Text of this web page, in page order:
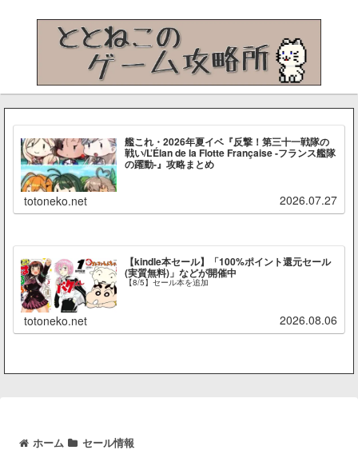
艦これ・2026年夏イベ『反撃！第三十一戦隊の
戦い/L’Élan de la Flotte Française -フランス艦隊
の躍動-』攻略まとめ
totoneko.net 2026.07.27
【kindle本セール】「100%ポイント還元セール
(実質無料)」などが開催中
【8/5】セール本を追加
totoneko.net 2026.08.06
ホーム セール情報